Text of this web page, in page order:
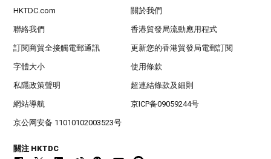
HKTDC.com 關於我們
聯絡我們 香港貿發局流動應用程式
訂閱商貿全接觸電郵通訊 更新您的香港貿發局電郵訂閱
字體大小 使用條款
私隱政策聲明 超連結條款及細則
網站導航 京ICP备09059244号
京公网安备 11010102003523号
關注 HKTDC